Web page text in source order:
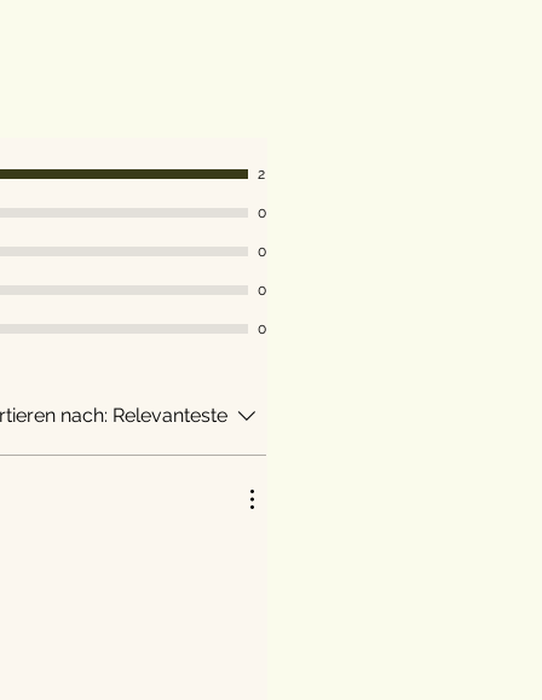
2
0
0
0
0
nach: Relevanteste